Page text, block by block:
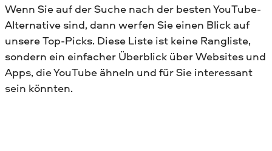
Wenn Sie auf der Suche nach der besten YouTube-
Alternative sind, dann werfen Sie einen Blick auf
unsere Top-Picks. Diese Liste ist keine Rangliste,
sondern ein einfacher Überblick über Websites und
Apps, die YouTube ähneln und für Sie interessant
sein könnten.